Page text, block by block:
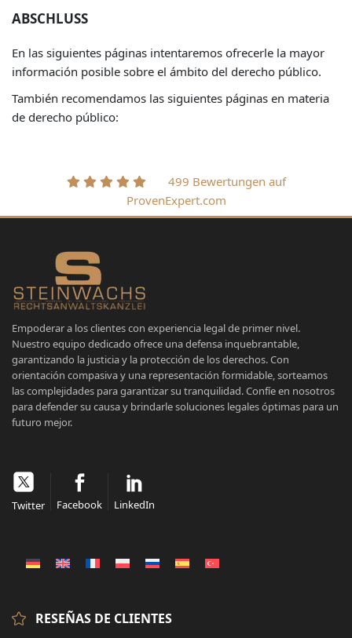
ABSCHLUSS
En las siguientes páginas intentaremos ofrecerle la mayor
información posible sobre el ámbito del derecho público.
También recomendamos las siguientes páginas en materia
de derecho público:
499 Bewertungen auf
ProvenExpert.com
Empoderar a los clientes con experiencia legal de primer nivel.
Nuestro equipo dedicado ofrece una defensa inquebrantable,
garantizando la justicia y la protección de los derechos. Con
orientación compasiva y una representación formidable, sorteamos
las complejidades para garantizar su tranquilidad. Confíe en nosotros
para defender su causa y brindarle soluciones legales óptimas para un
futuro mejor.
Twitter Facebook LinkedIn
RESEÑAS DE CLIENTES